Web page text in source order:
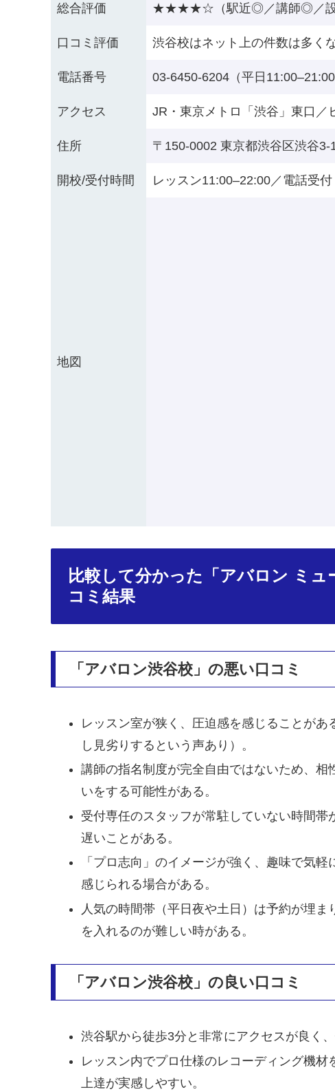
総合評価 ★★★★☆（駅近◎／講師◎／設
口コミ評価 渋谷校はネット上の件数は多く
電話番号 03-6450-6204（平日
アクセス JR・東京メトロ「渋谷」東口／
住所 〒150-0002 東京都渋谷区渋谷
開校/受付時間 レッスン11:00–22:00／電話受
地図
比較して分かった「アバロン ミュ
コミ結果
「アバロン渋谷校」の悪い口コミ
レッスン室が狭く、圧迫感を感じることが
し見劣りするという声あり）。
講師の指名制度が完全自由ではないため、
いをする可能性がある。
受付専任のスタッフが常駐していない時間
遅いことがある。
「プロ志向」のイメージが強く、趣味で気
感じられる場合がある。
人気の時間帯（平日夜や土日）は予約が埋
を入れるのが難しい時がある。
「アバロン渋谷校」の良い口コミ
渋谷駅から徒歩3分と非常にアクセスが良く
レッスン内でプロ仕様のレコーディング機材
上達が実感しやすい。